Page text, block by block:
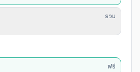
รวม
ฟรี